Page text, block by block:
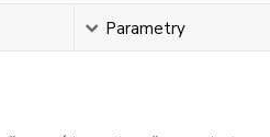
Parametry